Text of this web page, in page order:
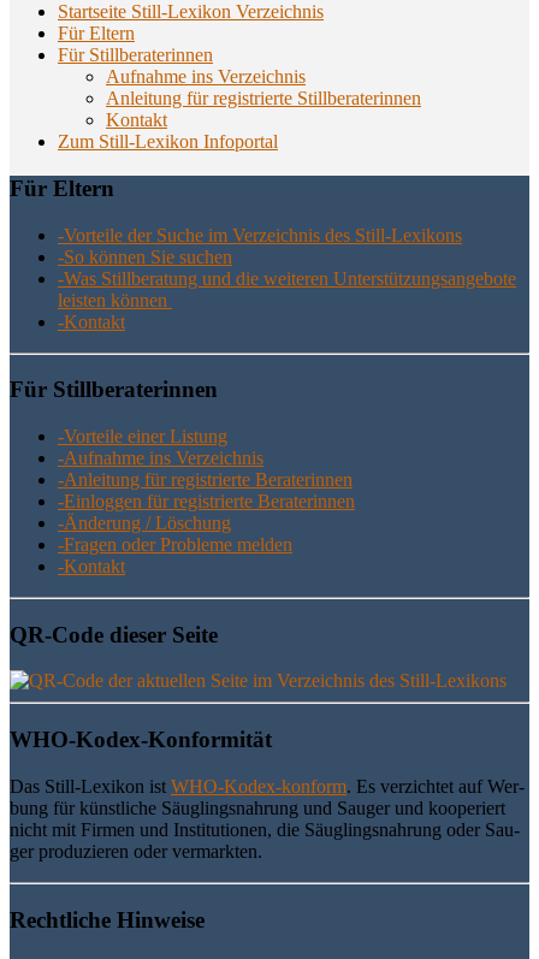
Startseite Still-Lexikon Verzeichnis
Für Eltern
Für Stillberaterinnen
Aufnahme ins Verzeichnis
Anlei­tung für regis­trier­te Stillberaterinnen
Kon­takt
Zum Still-Lexikon Infoportal
Für Eltern
-Vor­tei­le der Suche im Ver­zeich­nis des Still-Lexikons
-So kön­nen Sie suchen
-Was Still­be­ra­tung und die wei­te­ren Unter­stüt­zungs­an­ge­bo­te
leis­ten können
-Kon­takt
Für Still­be­ra­te­rin­nen
-Vor­tei­le einer Listung
-Auf­nah­me ins Verzeichnis
-Anlei­tung für regis­trier­te Beraterinnen
-Ein­log­gen für regis­trier­te Beraterinnen
-Ände­rung / Löschung
-Fra­gen oder Pro­ble­me melden
-Kon­takt
QR-Code die­ser Seite
WHO-Kodex-Kon­for­mi­tät
Das Still-Lexi­kon ist WHO-Kodex-kon­form. Es ver­zich­tet auf Wer­
bung für künst­li­che Säug­lings­nah­rung und Sau­ger und koope­riert
nicht mit Fir­men und Insti­tu­tio­nen, die Säug­lings­nah­rung oder Sau­
ger pro­du­zie­ren oder vermarkten.
Recht­li­che Hinweise